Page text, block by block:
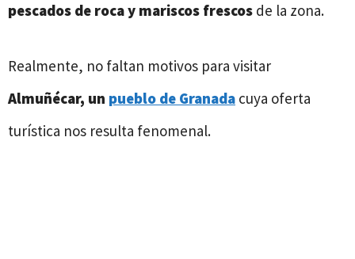
pescados de roca y mariscos frescos de la zona.
Realmente, no faltan motivos para visitar
Almuñécar, un pueblo de Granada cuya oferta
turística nos resulta fenomenal.